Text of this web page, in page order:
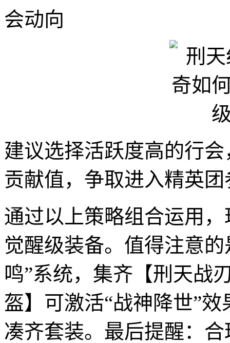
会动向
建议选择活跃度高的行
贡献值，争取进入精英
通过以上策略组合运用
觉醒级装备。值得注意
鸣”系统，集齐【刑天战
盔】可激活“战神降世”
凑齐套装。最后提醒：